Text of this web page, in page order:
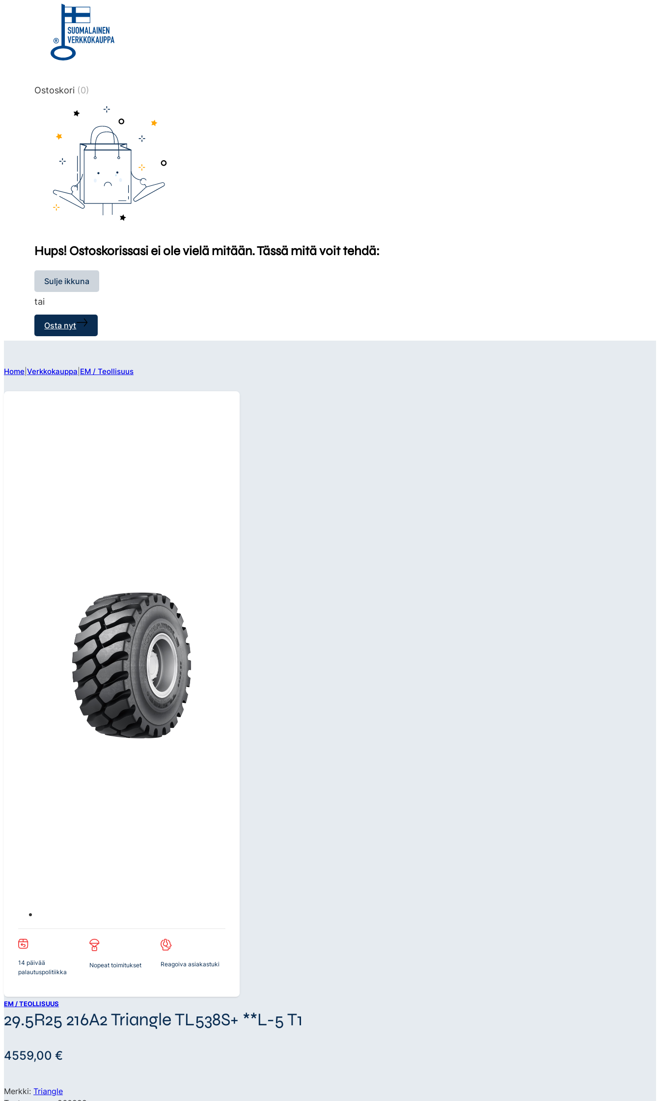
title or content.","post_type":
["product"],"ajax_loader_animation":"ripple","ajax_loader_selector":"#brxe-
tmlmvi","meta_query":
data-original-query-vars="[]" data-page="1" data-max-
Ostoskori (0)
Hups! Ostoskorissasi ei ole vielä mitään. Tässä mitä voit tehdä:
Sulje ikkuna
tai
Osta nyt
Home Verkkokauppa EM / Teollisuus
14 päivää
palautuspolitiikka
Nopeat toimitukset Reagoiva asiakastuki
EM / TEOLLISUUS
29.5R25 216A2 Triangle TL538S+ **L-5 T1
4559,00 €
Merkki: Triangle